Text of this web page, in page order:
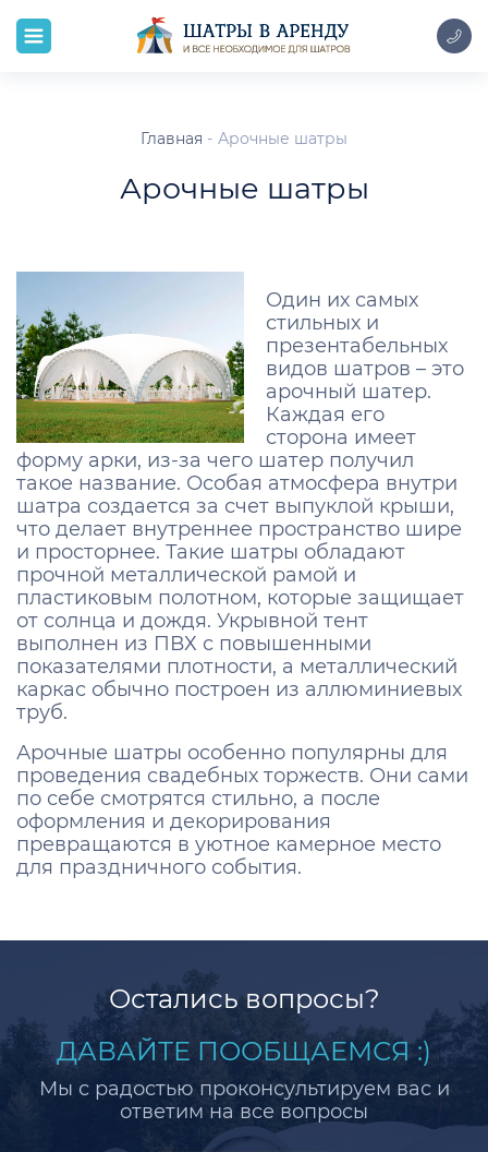
Главная Арочные шатры
Арочные шатры
Один их самых
стильных и
презентабельных
видов шатров – это
арочный шатер.
Каждая его
сторона имеет
форму арки, из-за чего шатер получил
такое название. Особая атмосфера внутри
шатра создается за счет выпуклой крыши,
что делает внутреннее пространство шире
и просторнее. Такие шатры обладают
прочной металлической рамой и
пластиковым полотном, которые защищает
от солнца и дождя. Укрывной тент
выполнен из ПВХ с повышенными
показателями плотности, а металлический
каркас обычно построен из аллюминиевых
труб.
Арочные шатры особенно популярны для
проведения свадебных торжеств. Они сами
по себе смотрятся стильно, а после
оформления и декорирования
превращаются в уютное камерное место
для праздничного события.
Остались вопросы?
ДАВАЙТЕ ПООБЩАЕМСЯ :)
Мы с радостью проконсультируем вас и
ответим на все вопросы